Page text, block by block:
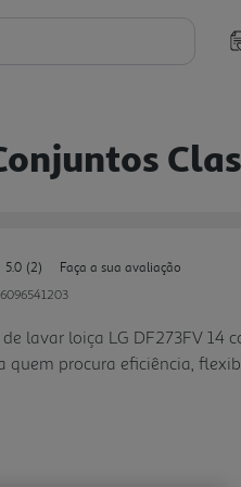
5.0 Leu
2
Link
para
a
(2)
Faça a sua avaliação
lavar loiça LG DF273FV 14
quem procura eficiência,
Com classe energética A e
a famílias e a utilizações